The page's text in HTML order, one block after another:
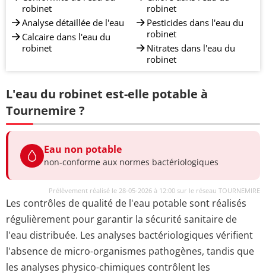
robinet
Analyse détaillée de l'eau
Calcaire dans l'eau du
robinet
robinet
Pesticides dans l'eau du
robinet
Nitrates dans l'eau du
robinet
L'eau du robinet est-elle potable à
Tournemire ?
Eau non potable
non-conforme aux normes bactériologiques
Prélèvement réalisé le 28-05-2026 à 12:00 sur le réseau TOURNEMIRE
Les contrôles de qualité de l'eau potable sont réalisés
régulièrement pour garantir la sécurité sanitaire de
l'eau distribuée. Les analyses bactériologiques vérifient
l'absence de micro-organismes pathogènes, tandis que
les analyses physico-chimiques contrôlent les